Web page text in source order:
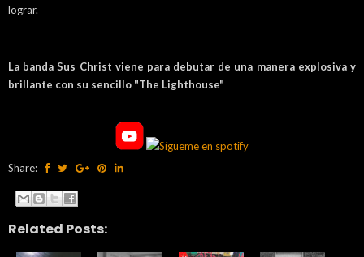
lograr.
La banda Sus Christ viene para debutar de una manera explosiva y
brillante con su sencillo "The Lighthouse"
Share:
Related Posts: